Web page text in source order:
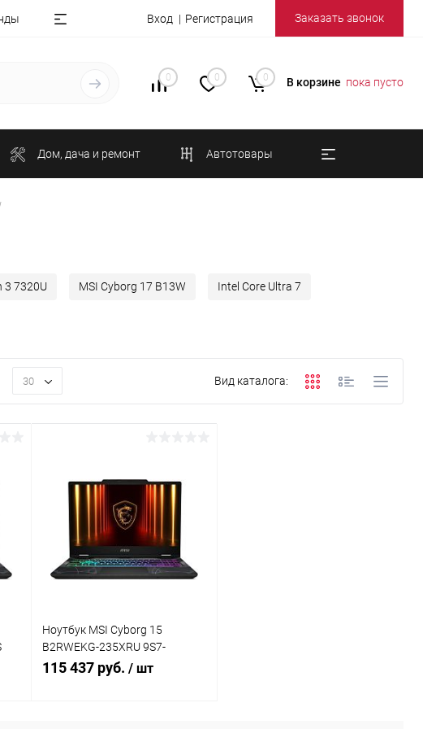
Вход Регистрация Заказать звонок
0 0 0 В корзине пока пусто
Дом, дача и ремонт Автотовары
3 7320U MSI Cyborg 17 B13W Intel Core Ultra 7
30 Вид каталога:
Ноутбук MSI Cyborg 15
B2RWEKG-235XRU 9S7-
15Q342-235
115 437 руб. / шт